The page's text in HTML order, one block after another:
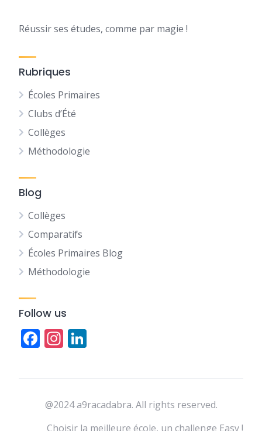
Réussir ses études, comme par magie !
Rubriques
Écoles Primaires
Clubs d’Été
Collèges
Méthodologie
Blog
Collèges
Comparatifs
Écoles Primaires Blog
Méthodologie
Follow us
Facebook
Instagram
@2024 a9racadabra. All rights reserved.
Choisir la meilleure école, un challenge Easy !